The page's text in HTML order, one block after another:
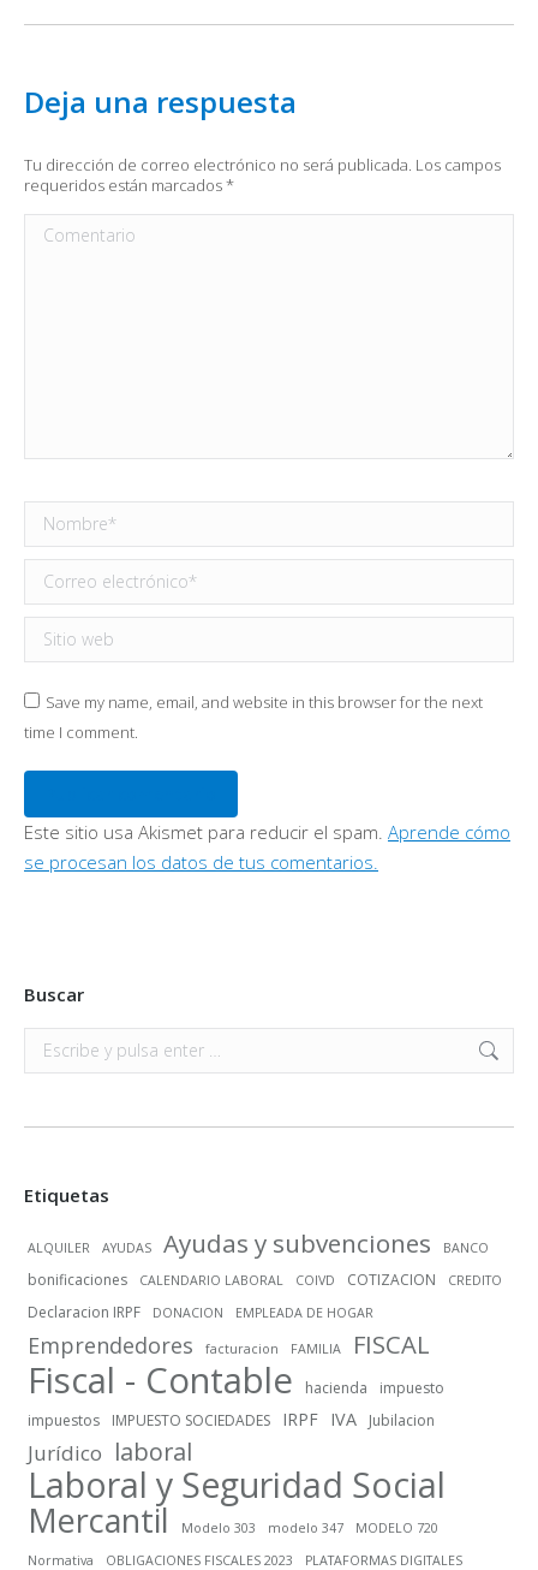
Deja una respuesta
Tu dirección de correo electrónico no será publicada. Los campos
requeridos están marcados*
Comentario
Nombre *
Correo electrónico *
Sitio web
Save my name, email, and website in this browser for the next
time I comment.
Este sitio usa Akismet para reducir el spam. Aprende cómo
se procesan los datos de tus comentarios.
Buscar
Buscar:
Etiquetas
ALQUILER AYUDAS Ayudas y subvenciones BANCO
bonificaciones CALENDARIO LABORAL COIVD COTIZACION CREDITO
Declaracion IRPF DONACION EMPLEADA DE HOGAR
Emprendedores facturacion FAMILIA FISCAL
Fiscal - Contable hacienda
impuesto
impuestos
IMPUESTO SOCIEDADES IRPF IVA Jubilacion
Jurídico laboral
Laboral y Seguridad Social
Mercantil Modelo 303 modelo 347
MODELO 720
Normativa
OBLIGACIONES FISCALES 2023
PLATAFORMAS DIGITALES